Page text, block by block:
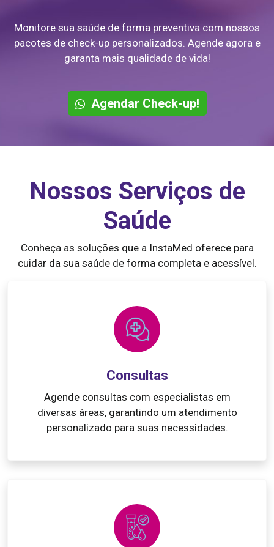
Monitore sua saúde de forma preventiva com nossos
pacotes de check-up personalizados. Agende agora e
garanta mais qualidade de vida!
Agendar Check-up!
Nossos Serviços de
Saúde
Conheça as soluções que a InstaMed oferece para
cuidar da sua saúde de forma completa e acessível.
Consultas
Agende consultas com especialistas em
diversas áreas, garantindo um atendimento
personalizado para suas necessidades.